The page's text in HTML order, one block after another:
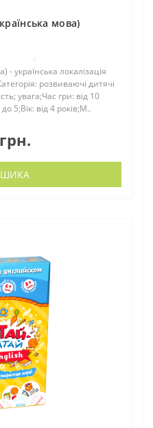
мова)
- українська локалізація
розвиваючі дитячі
увага;Час гри: від 10
5;Вік: від 4 років;М..